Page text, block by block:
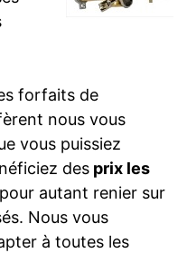
forfaits de
nous vous
vous puissiez
des prix les
autant renier sur
Nous vous
à toutes les